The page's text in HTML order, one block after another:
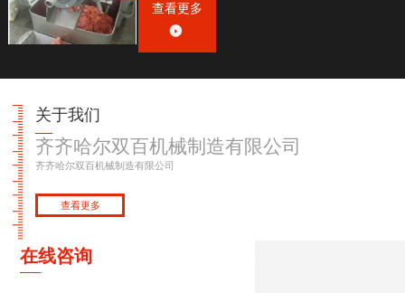
查看更多
关于我们
齐齐哈尔双百机械制造有限公司
齐齐哈尔双百机械制造有限公司
查看更多
在线咨询